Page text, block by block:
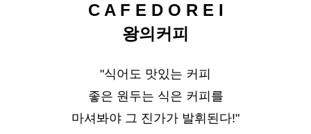
C A F E D O R E I
왕의커피
"식어도 맛있는 커피
좋은 원두는 식은 커피를
마셔봐야 그 진가가 발휘된다!"